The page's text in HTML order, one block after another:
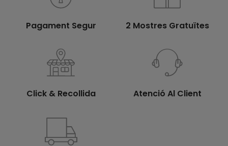
Pagament Segur 2 Mostres Gratuïtes
Click & Recollida Atenció Al Client